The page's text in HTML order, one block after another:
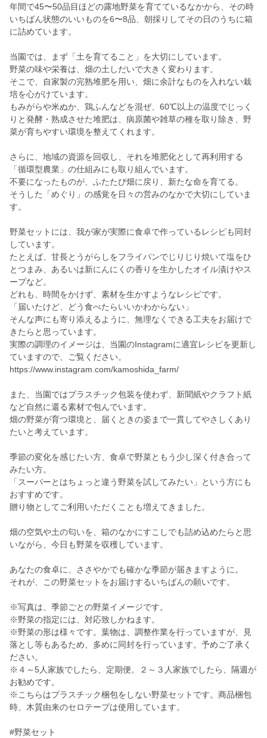
年間で45〜50品目ほどの露地野菜を育てているなかから、その時
いちばん状態のいいものを6〜8品、朝採りしてその日のうちに箱
に詰めています。
当園では、まず「土を育てること」を大切にしています。
野菜の味や栄養は、畑の土しだいで大きく変わります。
そこで、自家製の完熟堆肥を用い、畑に余計なものを入れない栽
培を心がけています。
もみがらや米ぬか、鶏ふんなどを混ぜ、60℃以上の温度でじっく
りと発酵・熟成させた堆肥は、病原菌や雑草の種を取り除き、野
菜が育ちやすい環境を整えてくれます。
さらに、地域の資源を回収し、それを堆肥化として再利用する
「循環型農業」の仕組みにも取り組んでいます。
不要になったものが、ふたたび畑に戻り、新たな命を育てる。
そうした「めぐり」の感覚を日々の営みのなかで大切にしていま
す。
野菜セットには、我が家が実際に食卓で作っているレシピも同封
しています。
たとえば、甘長とうがらしをフライパンでじりじり焼いて塩をひ
とつまみ、あるいは新にんにくの香りを生かしたオイル漬けやス
ープなど。
どれも、時間をかけず、素材を生かすようなレシピです。
「届いたけど、どう食べたらいいかわからない」
そんな声にも寄り添えるように、無理なくできる工夫をお届けで
きたらと思っています。
実際の調理のイメージは、当園のInstagramに適宜レシピを更新し
ていますので、ご覧ください。
https://www.instagram.com/kamoshida_farm/
また、当園ではプラスチック包装を使わず、新聞紙やクラフト紙
など自然に還る素材で包んでいます。
畑の野菜が育つ環境と、届くときの姿まで一貫してやさしくあり
たいと考えています。
季節の変化を感じたい方、食卓で野菜ともう少し深く付き合って
みたい方。
「スーパーとはちょっと違う野菜を試してみたい」という方にも
おすすめです。
贈り物としてご利用いただくことも増えてきました。
畑の空気や土の匂いを、箱のなかにすこしでも詰め込めたらと思
いながら、今日も野菜を収穫しています。
あなたの食卓に、ささやかでも確かな季節が届きますように。
それが、この野菜セットをお届けするいちばんの願いです。
※写真は、季節ごとの野菜イメージです。
※野菜の指定には、対応致しかねます。
※野菜の形は様々です。葉物は、調整作業を行っていますが、見
落とし等もあるため、多めに同封を行っています。予めご了承く
ださい。
※４～5人家族でしたら、定期便。２～３人家族でしたら、隔週が
お勧めです。
※こちらはプラスチック梱包をしない野菜セットです。商品梱包
時、木質由来のセロテープは使用しています。
#野菜セット